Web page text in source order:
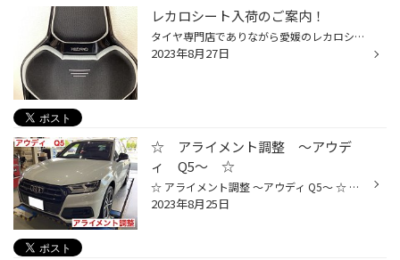
レカロシート入荷のご案内！
タイヤ専門店でありながら愛媛のレカロショップ 、タイヤ館松山５６です。 先日よりお問い合わせが多かったレカロの次世代シート「RCS」のディスプレイ商品が入荷しました。 RECARO RCS ブラックシェル/ブラック/シルバー （税込定価 170500円） 人間の身体をトレースしたようなフルバケットシート...
2023年8月27日
☆ アライメント調整 ～アウデ
ィ Q5～ ☆
☆ アライメント調整 ～アウディ Q5～ ☆ 松山空港から車で約１３分、タイヤ館松山５６の濱田です！ 今回はアウディ Q5のアライメント調整を行いましたのでご紹介します。 今回の作業は、新品の「ALENZA LX100」をご購入したときに同時に行いました。 まずは、ホイールにセンサーを付けていきます。 ...
2023年8月25日